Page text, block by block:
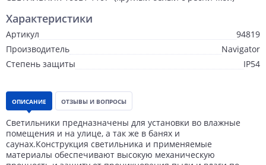
Характеристики
Артикул
94819
Производитель
Navigator
Степень защиты
IP54
ОПИСАНИЕ ОТЗЫВЫ И ВОПРОСЫ
Светильники предназначены для установки во влажные
помещения и на улице, а так же в банях и
саунах.Конструкция светильника и применяемые
материалы обеспечивают высокую механическую